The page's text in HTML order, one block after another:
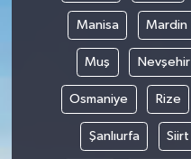
Manisa Mardin
Muş Nevşehir
Osmaniye Rize
Şanlıurfa Siirt